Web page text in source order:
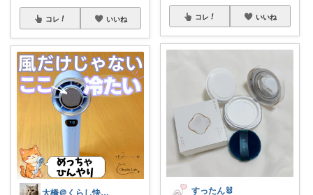
コレ いいね
大橋＠くらし快適LAB🌿
コレ いいね
すったん🐰